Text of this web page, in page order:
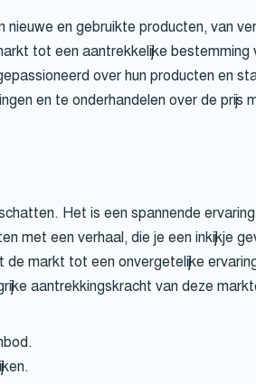
en gebruikte producten, van
tot een aantrekkelijke bestemming
over hun producten en
en te onderhandelen over de prijs
Het is een spannende
met een verhaal, die je een inkijkje
markt tot een onvergetelijke
aantrekkingskracht van deze